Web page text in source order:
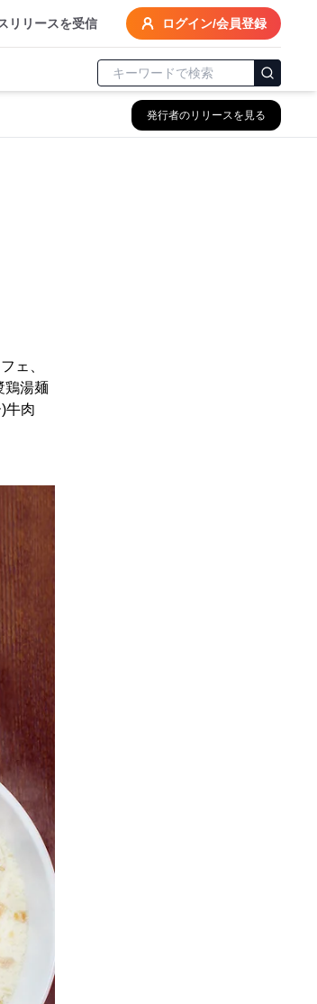
リリースを受信 ログイン/会員登録
発行者のリリースを見る
ェ、
鶏湯麺
牛肉